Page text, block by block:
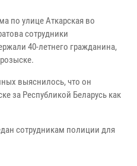
по улице Аткарская во
сотрудники
40-летнего гражданина,
выяснилось, что он
за Республикой Беларусь как
сотрудникам полиции для